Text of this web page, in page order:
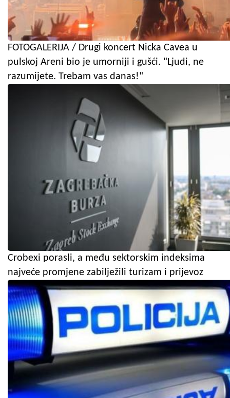
FOTOGALERIJA / Drugi koncert Nicka Cavea u
pulskoj Areni bio je umorniji i gušći. "Ljudi, ne
razumijete. Trebam vas danas!"
Crobexi porasli, a među sektorskim indeksima
najveće promjene zabilježili turizam i prijevoz